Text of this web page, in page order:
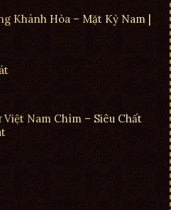
Khánh Hòa – Mặt Kỳ Nam |
Nam Chìm – Siêu Chất